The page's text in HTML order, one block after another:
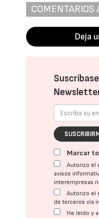
COMENTARIOS
Deja
Marcar
Autorizo el
avisos
Autorizo el
de terceros vía
He leído y